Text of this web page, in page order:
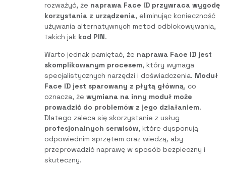
rozważyć, że naprawa Face ID przywraca wygodę
korzystania z urządzenia, eliminując konieczność
używania alternatywnych metod odblokowywania,
takich jak kod PIN.
Warto jednak pamiętać, że naprawa Face ID jest
skomplikowanym procesem, który wymaga
specjalistycznych narzędzi i doświadczenia. Moduł
Face ID jest sparowany z płytą główną, co
oznacza, że wymiana na inny moduł może
prowadzić do problemów z jego działaniem.
Dlatego zaleca się skorzystanie z usług
profesjonalnych serwisów, które dysponują
odpowiednim sprzętem oraz wiedzą, aby
przeprowadzić naprawę w sposób bezpieczny i
skuteczny.